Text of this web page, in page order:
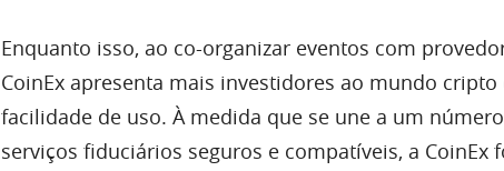
Enquanto isso, ao co-organizar eventos com
CoinEx apresenta mais investidores ao mundo
facilidade de uso. À medida que se une a um
serviços fiduciários seguros e compatíveis, a CoinEx